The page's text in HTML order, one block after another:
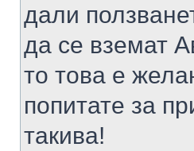
дали
да се вземат
то това е
попитате за
такива!